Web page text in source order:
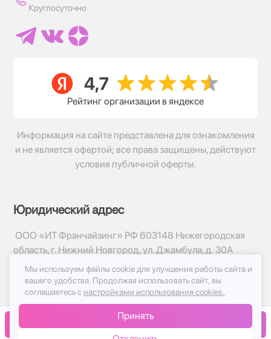
В корзину
Круглосуточно
Рейтинг организации в яндексе
Информация на сайте представлена для ознакомления
и не является офертой; все права защищены, действуют
условия публичной оферты.
Юридический адрес
ООО «ИТ Франчайзинг» РФ 603148 Нижегородская
область, г. Нижний Новгород, ул. Джамбула, д. 30А
© 2017-2026г, База Цветов 24.ру
Политика конфиденциальности
Публичная оферта
Мы используем файлы cookie для улучшения работы сайта и
вашего удобства. Продолжая использовать сайт, вы
соглашаетесь с настройками использования cookies.
Принять